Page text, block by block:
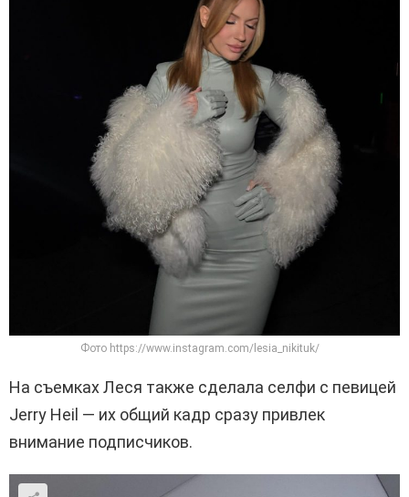
Фото https://www.instagram.com/lesia_nikituk/
На съемках Леся также сделала селфи с певицей
Jerry Heil — их общий кадр сразу привлек
внимание подписчиков.